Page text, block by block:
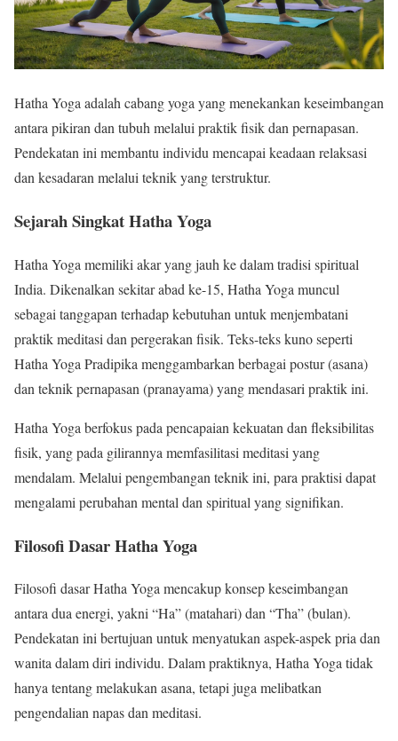
Hatha Yoga adalah cabang yoga yang menekankan keseimbangan
antara pikiran dan tubuh melalui praktik fisik dan pernapasan.
Pendekatan ini membantu individu mencapai keadaan relaksasi
dan kesadaran melalui teknik yang terstruktur.
Sejarah Singkat Hatha Yoga
Hatha Yoga memiliki akar yang jauh ke dalam tradisi spiritual
India. Dikenalkan sekitar abad ke-15, Hatha Yoga muncul
sebagai tanggapan terhadap kebutuhan untuk menjembatani
praktik meditasi dan pergerakan fisik. Teks-teks kuno seperti
Hatha Yoga Pradipika menggambarkan berbagai postur (asana)
dan teknik pernapasan (pranayama) yang mendasari praktik ini.
Hatha Yoga berfokus pada pencapaian kekuatan dan fleksibilitas
fisik, yang pada gilirannya memfasilitasi meditasi yang
mendalam. Melalui pengembangan teknik ini, para praktisi dapat
mengalami perubahan mental dan spiritual yang signifikan.
Filosofi Dasar Hatha Yoga
Filosofi dasar Hatha Yoga mencakup konsep keseimbangan
antara dua energi, yakni “Ha” (matahari) dan “Tha” (bulan).
Pendekatan ini bertujuan untuk menyatukan aspek-aspek pria dan
wanita dalam diri individu. Dalam praktiknya, Hatha Yoga tidak
hanya tentang melakukan asana, tetapi juga melibatkan
pengendalian napas dan meditasi.